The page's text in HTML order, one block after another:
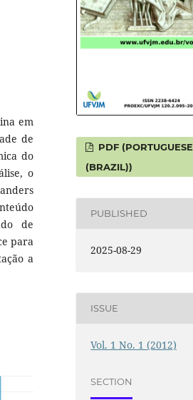
em
de
do
o
de
para
a
PDF (PORTUGUESE
(BRAZIL))
PUBLISHED
2025-08-29
ISSUE
Vol. 1 No. 1 (2012)
SECTION